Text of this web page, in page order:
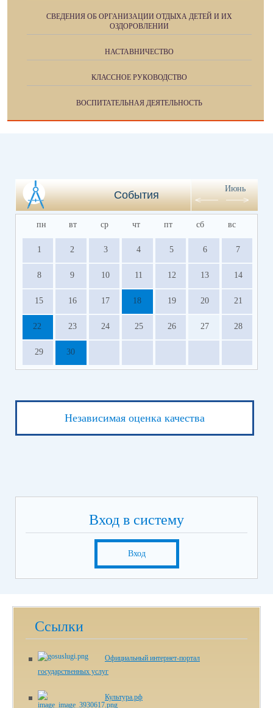
СВЕДЕНИЯ ОБ ОРГАНИЗАЦИИ ОТДЫХА ДЕТЕЙ И ИХ
ОЗДОРОВЛЕНИИ
НАСТАВНИЧЕСТВО
КЛАССНОЕ РУКОВОДСТВО
ВОСПИТАТЕЛЬНАЯ ДЕЯТЕЛЬНОСТЬ
События
Июнь
пн вт ср чт пт сб вс
1 2 3 4 5 6 7
8 9 10 11 12 13 14
15 16 17 18 19 20 21
22 23 24 25 26 27 28
29 30
Независимая оценка качества
Вход в систему
Вход
Ссылки
Официальный интернет-портал
государственных услуг
Культура.рф